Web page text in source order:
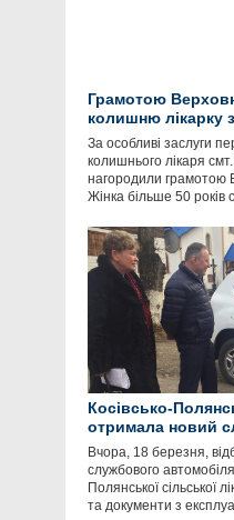
Грамотою
колишню лікарку
За особливі заслуги
колишнього лікаря
нагородили грамотою
Жінка більше 50 років
Косівсько-
отримала новий
Вчора, 18 березня,
службового
Полянської сільської
та документи з